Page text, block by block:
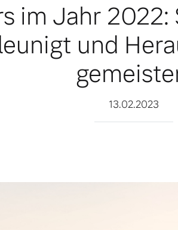
im Jahr
und
13.02.2023